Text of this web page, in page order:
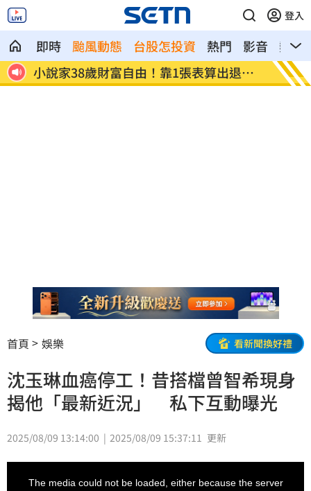
登入
即時 颱風動態 台股怎投資 熱門 影音
熱搜
全聯、萬家福防空演習「暫停電子支
付」！
起司
首頁 娛樂 看新聞換好禮
沈玉琳血癌停工！昔搭檔曾智希現身
揭他「最新近況」 私下互動曝光
2025/08/09 13:14:00 2025/08/09 15:37:11 更新
The media could not be loaded, either because the server